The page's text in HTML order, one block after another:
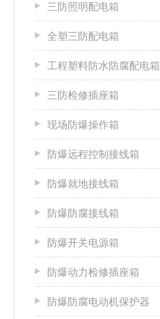
三防照明配电箱
全塑三防配电箱
工程塑料防水防腐配电箱
三防检修插座箱
现场防爆操作箱
防爆远程控制接线箱
防爆就地接线箱
防爆防腐接线箱
防爆开关电源箱
防爆动力检修插座箱
防爆防腐电动机保护器